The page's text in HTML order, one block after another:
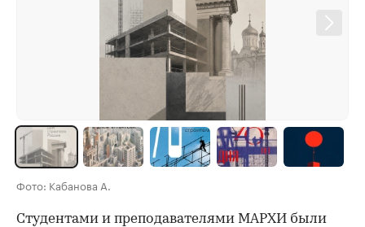
Фото: Кабанова А.
Студентами и преподавателями МАРХИ были